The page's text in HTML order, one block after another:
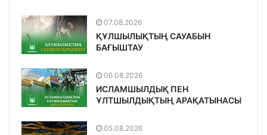
07.08.2026
ҚҰЛШЫЛЫҚТЫҢ САУАБЫН
БАҒЫШТАУ
06.08.2026
ИСЛАМШЫЛДЫҚ ПЕН
ҰЛТШЫЛДЫҚТЫҢ АРАҚАТЫНАСЫ
05.08.2026